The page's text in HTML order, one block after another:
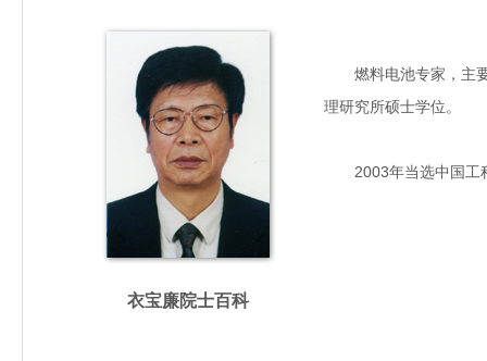
衣宝廉院士百科
燃料电池专家，主要
理研究所硕士学位。
2003年当选中国工